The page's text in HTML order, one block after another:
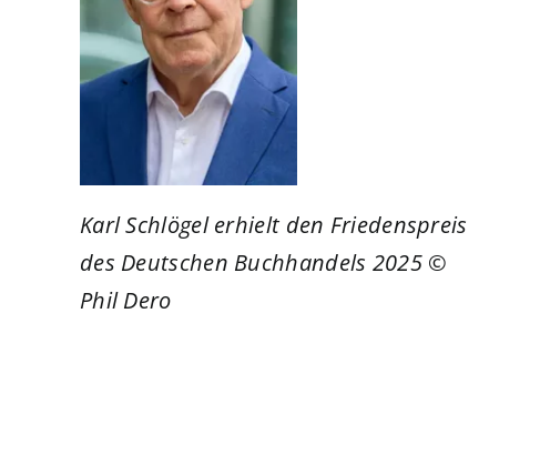
Karl Schlögel erhielt den Friedenspreis
des Deutschen Buchhandels 2025 ©
Phil Dero